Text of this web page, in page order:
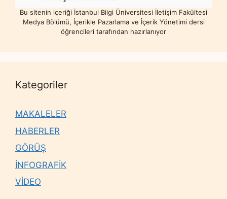
Bu sitenin içeriği İstanbul Bilgi Üniversitesi İletişim Fakültesi
Medya Bölümü, İçerikle Pazarlama ve İçerik Yönetimi dersi
öğrencileri tarafından hazırlanıyor
Kategoriler
MAKALELER
HABERLER
GÖRÜŞ
İNFOGRAFİK
VİDEO